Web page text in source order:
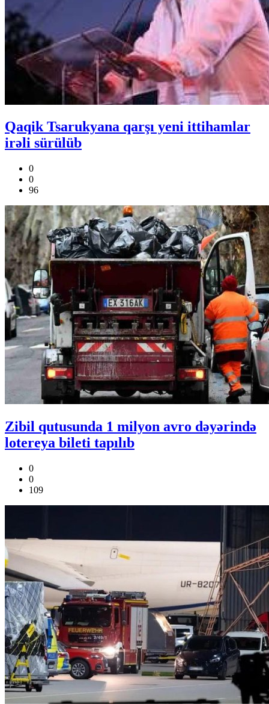
Qaqik Tsarukyana qarşı yeni ittihamlar
irəli sürülüb
0
0
96
Zibil qutusunda 1 milyon avro dəyərində
lotereya bileti tapılıb
0
0
109